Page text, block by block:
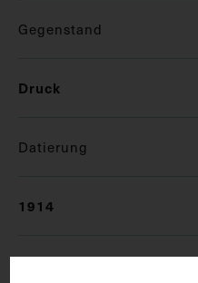
Gegenstand
Druck
Datierung
1914